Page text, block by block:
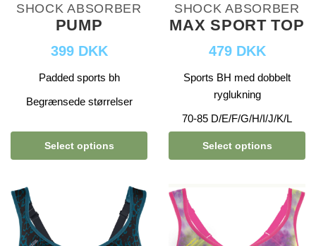
SHOCK ABSORBER
PUMP
399 DKK
Padded sports bh
Begrænsede størrelser
Select options
SHOCK ABSORBER
MAX SPORT TOP
479 DKK
Sports BH med dobbelt
ryglukning
70-85 D/E/F/G/H/I/J/K/L
Select options